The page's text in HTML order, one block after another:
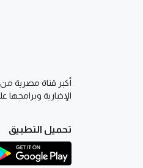
أكبر قناة مصرية
الإخبارية وبرامجها على
تحميل التطبيق